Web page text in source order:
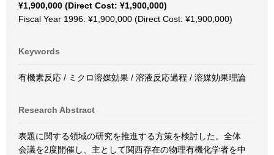
¥1,900,000 (Direct Cost: ¥1,900,000)
Fiscal Year 1996: ¥1,900,000 (Direct Cost: ¥1,900,000)
Keywords
有機素反応 / ミクロ溶媒効果 / 溶液反応過程 / 溶媒効果理論
Research Abstract
表題に関する領域の研究を推進する方策を検討した。全体
会議を2度開催し、主として関西存在の物理有機化学者を中